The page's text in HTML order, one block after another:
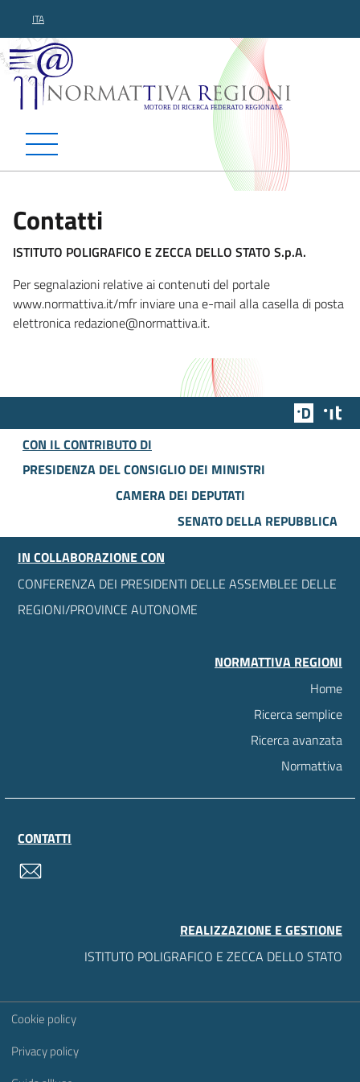
ITA
Normattiva Regioni -
Contatti
ISTITUTO POLIGRAFICO E ZECCA DELLO STATO S.p.A.
Per segnalazioni relative ai contenuti del portale
www.normattiva.it/mfr inviare una e-mail alla casella di posta
elettronica redazione@normattiva.it.
Team
CON IL CONTRIBUTO DI
PRESIDENZA DEL CONSIGLIO DEI MINISTRI
CAMERA DEI DEPUTATI
SENATO DELLA REPUBBLICA
IN COLLABORAZIONE CON
CONFERENZA DEI PRESIDENTI DELLE ASSEMBLEE DELLE
REGIONI/PROVINCE AUTONOME
NORMATTIVA REGIONI
Home
Ricerca semplice
Ricerca avanzata
Normattiva
CONTATTI
REALIZZAZIONE E GESTIONE
ISTITUTO POLIGRAFICO E ZECCA DELLO STATO
Sezione Link Utili
Cookie policy
Privacy policy